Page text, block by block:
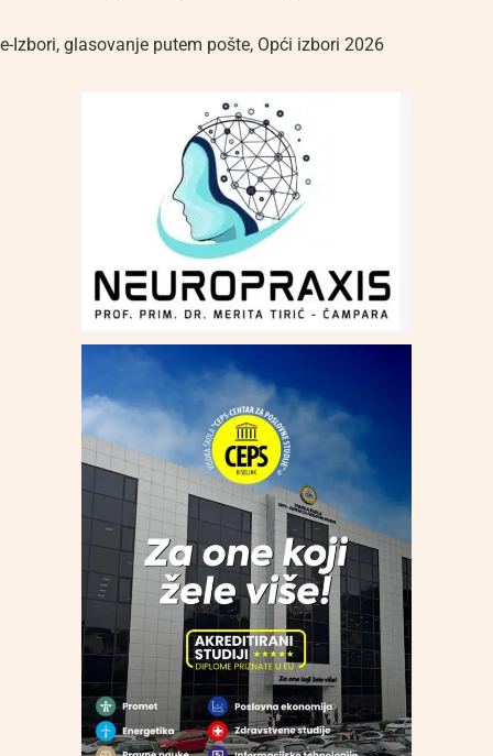
e-Izbori, glasovanje putem pošte, Opći izbori 2026